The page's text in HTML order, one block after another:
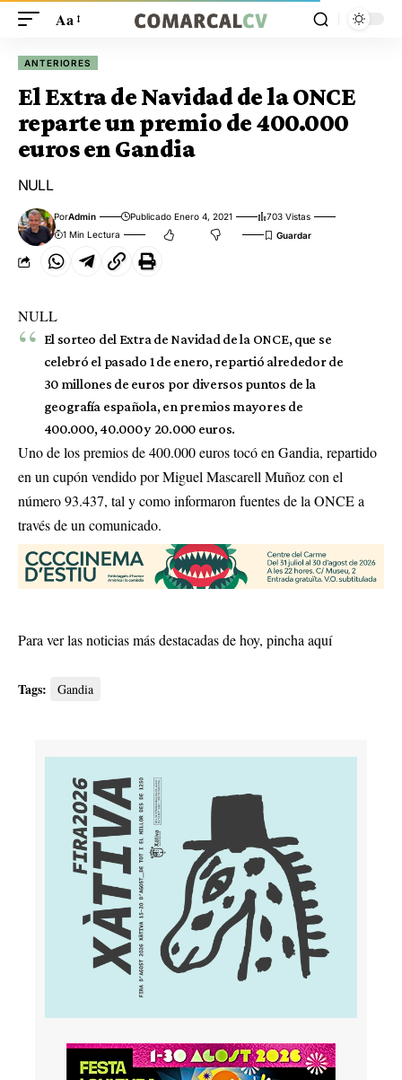
Aa
ANTERIORES
El Extra de Navidad de la ONCE
reparte un premio de 400.000
euros en Gandia
NULL
PorAdmin Publicado Enero 4, 2021
703 Vistas
1 Min Lectura
NULL
El sorteo del Extra de Navidad de la ONCE, que se
celebró el pasado 1 de enero, repartió alrededor de
30 millones de euros por diversos puntos de la
geografía española, en premios mayores de
400.000, 40.000 y 20.000 euros.
Uno de los premios de 400.000 euros tocó en Gandia, repartido
en un cupón vendido por Miguel Mascarell Muñoz con el
número 93.437, tal y como informaron fuentes de la ONCE a
través de un comunicado.
Para ver las noticias más destacadas de hoy, pincha aquí
Tags: Gandia